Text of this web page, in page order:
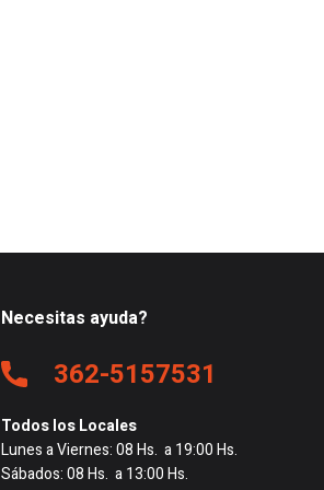
Necesitas ayuda?
362-5157531
Todos los Locales
Lunes a Viernes: 08 Hs. a 19:00 Hs.
Sábados: 08 Hs. a 13:00 Hs.